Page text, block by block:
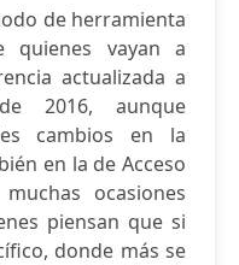
de herramienta
quienes vayan a
actualizada a
2016, aunque
cambios en la
en la de Acceso
ocasiones
piensan que si
donde más se